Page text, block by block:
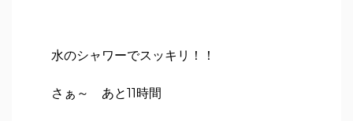
水のシャワーでスッキリ！！
さぁ～ あと11時間